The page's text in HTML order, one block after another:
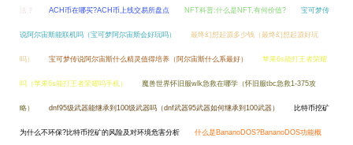
法？ ACH币在哪买?ACH币上线交易所盘点 NFT科普:什么是NFT,有何价值? 宝可梦传
说阿尔宙斯能联机吗（宝可梦阿尔宙斯会好玩吗） 最终幻想起源多少钱（最终幻想起源好玩
吗） 宝可梦传说阿尔宙斯什么精灵值得培养（阿尔宙斯什么系最好） 苹果6s能打王者荣耀
吗（苹果6s能打王者荣耀吗手机） 魔兽世界怀旧服wlk急救在哪学（怀旧服tbc急救1-375攻
略） dnf95级武器能继承到100级武器吗（dnf武器95武器如何继承到100武器） 比特币挖矿
为什么不环保?比特币挖矿的风险及对环境危害分析 什么是BananoDOS?BananoDOS功能概